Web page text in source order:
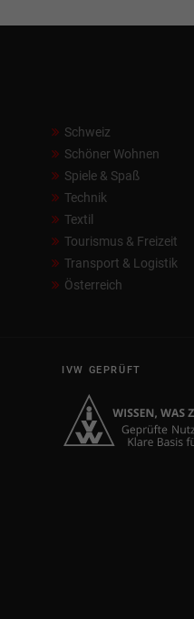
Schweiz
Schöner Wohnen
Spiele & Spaß
Technik
Textil
Tourismus & Freizeit
Transport & Logistik
Österreich
IVW GEPRÜFT